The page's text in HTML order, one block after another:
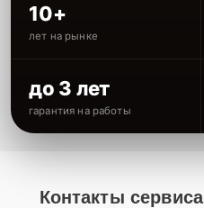
10+
лет на рынке
до 3 лет
гарантия на работы
Контакты